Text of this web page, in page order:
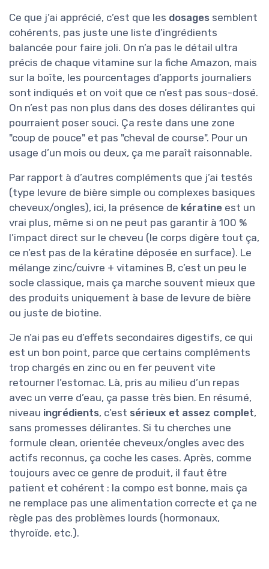
Ce que j’ai apprécié, c’est que les dosages semblent
cohérents, pas juste une liste d’ingrédients
balancée pour faire joli. On n’a pas le détail ultra
précis de chaque vitamine sur la fiche Amazon, mais
sur la boîte, les pourcentages d’apports journaliers
sont indiqués et on voit que ce n’est pas sous-dosé.
On n’est pas non plus dans des doses délirantes qui
pourraient poser souci. Ça reste dans une zone
"coup de pouce" et pas "cheval de course". Pour un
usage d’un mois ou deux, ça me paraît raisonnable.
Par rapport à d’autres compléments que j’ai testés
(type levure de bière simple ou complexes basiques
cheveux/ongles), ici, la présence de kératine est un
vrai plus, même si on ne peut pas garantir à 100 %
l’impact direct sur le cheveu (le corps digère tout ça,
ce n’est pas de la kératine déposée en surface). Le
mélange zinc/cuivre + vitamines B, c’est un peu le
socle classique, mais ça marche souvent mieux que
des produits uniquement à base de levure de bière
ou juste de biotine.
Je n’ai pas eu d’effets secondaires digestifs, ce qui
est un bon point, parce que certains compléments
trop chargés en zinc ou en fer peuvent vite
retourner l’estomac. Là, pris au milieu d’un repas
avec un verre d’eau, ça passe très bien. En résumé,
niveau ingrédients, c’est sérieux et assez complet,
sans promesses délirantes. Si tu cherches une
formule clean, orientée cheveux/ongles avec des
actifs reconnus, ça coche les cases. Après, comme
toujours avec ce genre de produit, il faut être
patient et cohérent : la compo est bonne, mais ça
ne remplace pas une alimentation correcte et ça ne
règle pas des problèmes lourds (hormonaux,
thyroïde, etc.).